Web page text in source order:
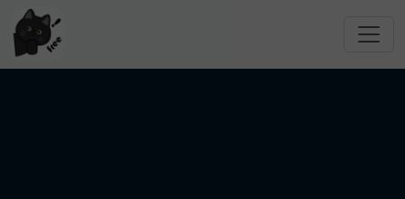
跳转到主要内容